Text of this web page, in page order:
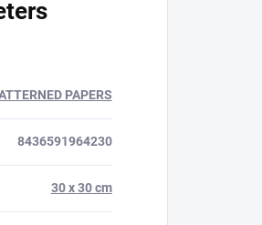
PAPERS
8436591964230
30 x 30 cm